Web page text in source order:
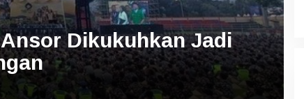
Dikukuhkan Jadi